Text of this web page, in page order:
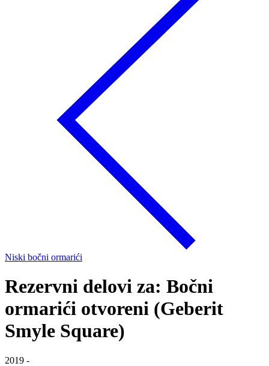
Niski bočni ormarići
Rezervni delovi za: Bočni
ormarići otvoreni (Geberit
Smyle Square)
2019 -